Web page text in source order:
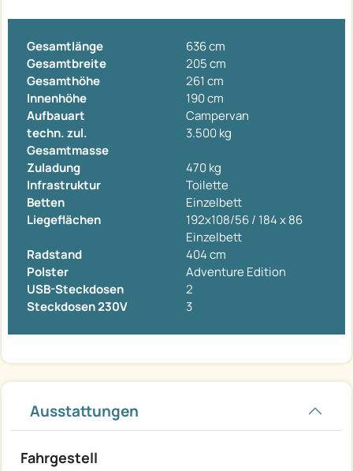
Gesamtlänge
636 cm
Gesamtbreite
205 cm
Gesamthöhe
261 cm
Innenhöhe
190 cm
Aufbauart
Campervan
techn. zul.
Gesamtmasse
3.500 kg
Zuladung
470 kg
Infrastruktur
Toilette
Betten
Einzelbett
Liegeflächen
192x108/56 / 184 x 86
Einzelbett
Radstand
404 cm
Polster
Adventure Edition
USB-Steckdosen
2
Steckdosen 230V
3
Ausstattungen
Fahrgestell